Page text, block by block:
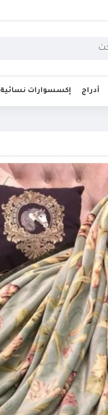
أدراج إكسسوارات نسائية